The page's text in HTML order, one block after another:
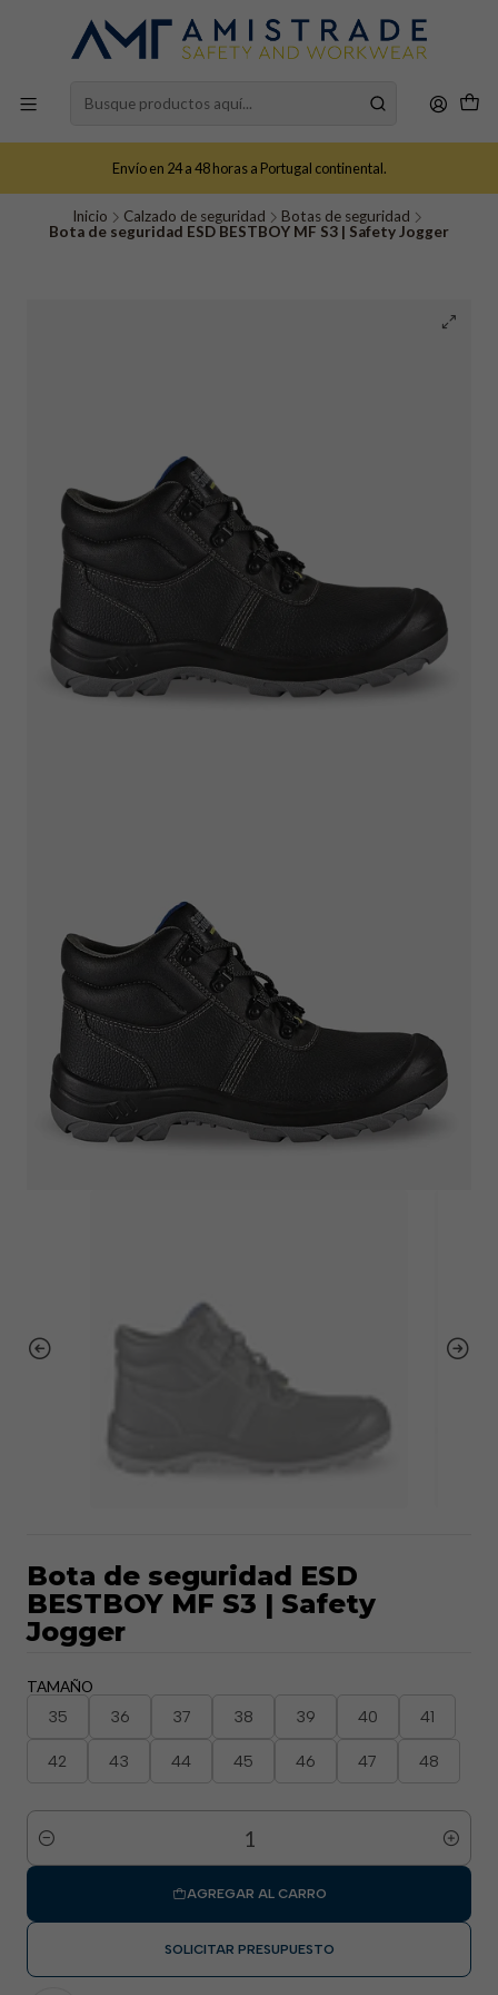
Envío en 24 a 48 horas a Portugal continental.
Inicio Calzado de seguridad
Botas de seguridad
Bota de seguridad ESD BESTBOY MF S3 | Safety Jogger
Bota de seguridad ESD
BESTBOY MF S3 | Safety
Jogger
TAMAÑO
35 36 37 38 39 40 41
42 43 44 45 46 47 48
Cantidad
AGREGAR AL CARRO
SOLICITAR PRESUPUESTO